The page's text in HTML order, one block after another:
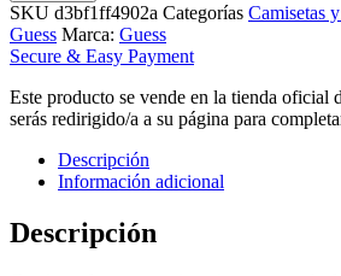
SKU d3bf1ff4902a Categorías Camisetas
Guess Marca: Guess
Secure & Easy Payment
Este producto se vende en la tienda oficial
serás redirigido/a a su página para
Descripción
Información adicional
Descripción